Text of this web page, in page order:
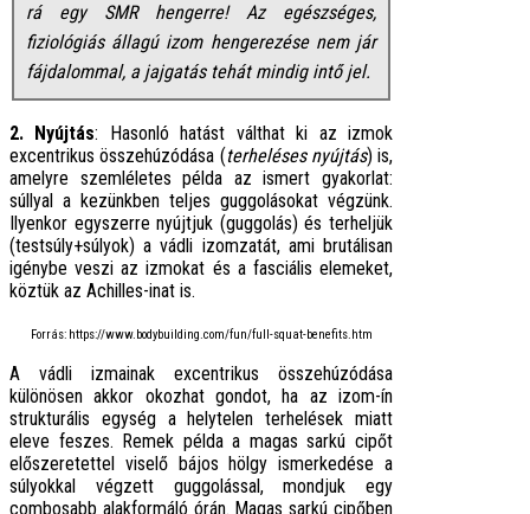
rá egy SMR hengerre! Az egészséges,
fiziológiás állagú izom hengerezése nem jár
fájdalommal, a jajgatás tehát mindig intő jel.
2. Nyújtás: Hasonló hatást válthat ki az izmok
excentrikus összehúzódása (terheléses nyújtás) is,
amelyre szemléletes példa az ismert gyakorlat:
súllyal a kezünkben teljes guggolásokat végzünk.
Ilyenkor egyszerre nyújtjuk (guggolás) és terheljük
(testsúly+súlyok) a vádli izomzatát, ami brutálisan
igénybe veszi az izmokat és a fasciális elemeket,
köztük az Achilles-inat is.
Forrás: https://www.bodybuilding.com/fun/full-squat-benefits.htm
A vádli izmainak excentrikus összehúzódása
különösen akkor okozhat gondot, ha az izom-ín
strukturális egység a helytelen terhelések miatt
eleve feszes. Remek példa a magas sarkú cipőt
előszeretettel viselő bájos hölgy ismerkedése a
súlyokkal végzett guggolással, mondjuk egy
combosabb alakformáló órán. Magas sarkú cipőben